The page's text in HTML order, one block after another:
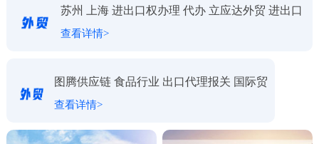
苏州 上海 进出口权办理 代办 立应达外贸 进出口
代理
查看详情>
图腾供应链 食品行业 出口代理报关 国际贸
易
查看详情>